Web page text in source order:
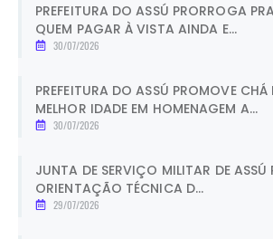
PREFEITURA DO ASSÚ PRORROGA
QUEM PAGAR À VISTA AINDA E...
30/07/2026
PREFEITURA DO ASSÚ PROMOVE
MELHOR IDADE EM HOMENAGEM A...
30/07/2026
JUNTA DE SERVIÇO MILITAR DE ASSÚ
ORIENTAÇÃO TÉCNICA D...
29/07/2026